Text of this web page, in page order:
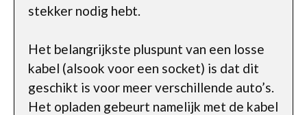
stekker nodig hebt.
Het belangrijkste pluspunt van een losse
kabel (alsook voor een socket) is dat dit
geschikt is voor meer verschillende auto’s.
Het opladen gebeurt namelijk met de kabel